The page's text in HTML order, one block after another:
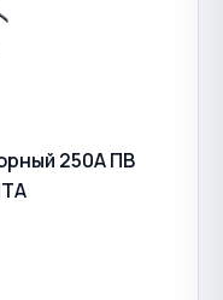
250А ПВ